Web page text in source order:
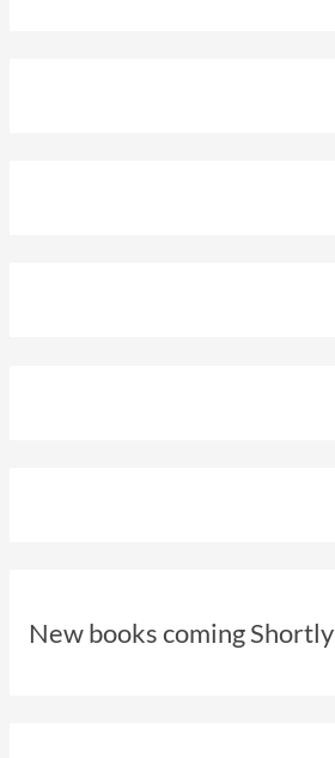
New books coming Shortly